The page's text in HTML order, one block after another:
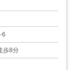
通り付与）
6
歩8分